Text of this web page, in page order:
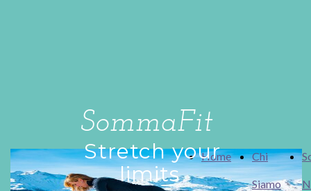
SommaFit
Stretch your
limits
Home Chi
Siamo